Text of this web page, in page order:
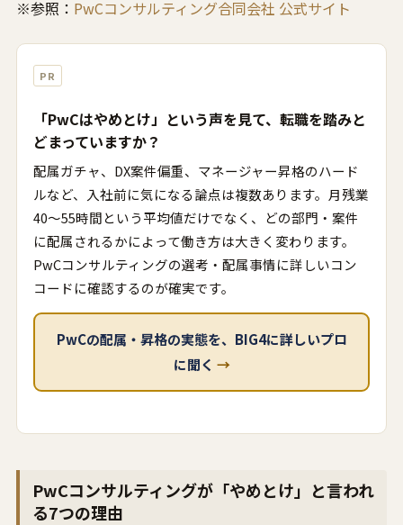
※参照： PwCコンサルティング合同会社 公式サイト
PR
「PwCはやめとけ」という声を見て、転職を踏みと
どまっていますか？
配属ガチャ、DX案件偏重、マネージャー昇格のハード
ルなど、入社前に気になる論点は複数あります。月残業
40〜55時間という平均値だけでなく、どの部門・案件
に配属されるかによって働き方は大きく変わります。
PwCコンサルティングの選考・配属事情に詳しいコン
コードに確認するのが確実です。
PwCの配属・昇格の実態を、BIG4に詳しいプロ
に聞く →
PwCコンサルティングが「やめとけ」と言われ
る7つの理由